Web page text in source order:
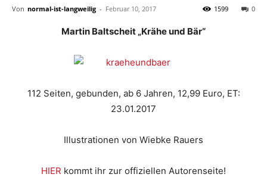
Von normal-ist-langweilig - Februar 10, 2017 0
1599
Martin Baltscheit „Krähe und Bär“
112 Seiten, gebunden, ab 6 Jahren, 12,99 Euro, ET:
23.01.2017
Illustrationen von Wiebke Rauers
HIER kommt ihr zur offiziellen Autorenseite!